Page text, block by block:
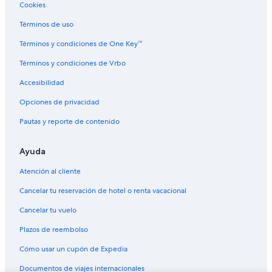
(LAL)
Vuelos de El-Tur (ELT) a Lakeland (LAL)
Vuelos de Washington (IAD) a Lakeland (LAL)
Vuelos de Indianápolis (IND) a Lakeland (LAL)
Vuelos de Islip (ISP) a Lakeland (LAL)
Vuelos de Oklahoma City (OKC) a Lakeland (LAL)
Vuelos de Punta Cana (PUJ) a Lakeland (LAL)
Vuelos de Rochester (ROC) a Lakeland (LAL)
Vuelos de St. Louis (STL) a Lakeland (LAL)
Vuelos de Windsor (YQG) a Lakeland (LAL)
Vuelos de Hartford (BDL) a Orlando (MCO)
Vuelos de Nashville (BNA) a Orlando (MCO)
Cookies
Términos de uso
Términos y condiciones de One Key™
Términos y condiciones de Vrbo
Accesibilidad
Opciones de privacidad
Pautas y reporte de contenido
Ayuda
Atención al cliente
Cancelar tu reservación de hotel o renta vacacional
Cancelar tu vuelo
Plazos de reembolso
Cómo usar un cupón de Expedia
Documentos de viajes internacionales